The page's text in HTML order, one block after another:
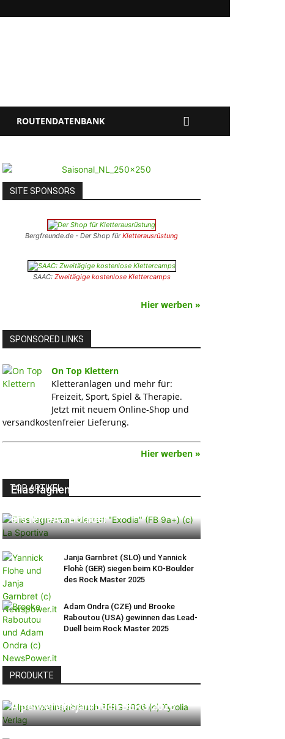
ROUTENDATENBANK
SITE SPONSORS
Bergfreunde.de - Der Shop fürKletterausrüstung
SAAC: Zweitägige kostenlose Klettercamps
Hier werben »
SPONSORED LINKS
On Top Klettern
Kletteranlagen und mehr für:
Freizeit, Sport, Spiel & Therapie.
Jetzt mit neuem Online-Shop und
versandkostenfreier Lieferung.
Hier werben »
TOP ARTIKEL
Elias Iagnemma klettert „Exodia“:
ersten 9A+ Boulder
Janja Garnbret (SLO) und Yannick
Flohè (GER) siegen beim KO-Boulder
des Rock Master 2025
Adam Ondra (CZE) und Brooke
Raboutou (USA) gewinnen das Lead-
Duell beim Rock Master 2025
PRODUKTE
Alpenvereinsjahrbuch BERG 2026